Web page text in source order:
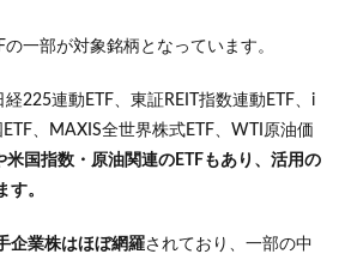
一部が対象銘柄となっています。
225連動ETF、東証REIT指数連動ETF、i
、MAXIS全世界株式ETF、WTI原油価
米国指数・原油関連のETFもあり、活用の
す。
企業株はほぼ網羅されており、一部の中